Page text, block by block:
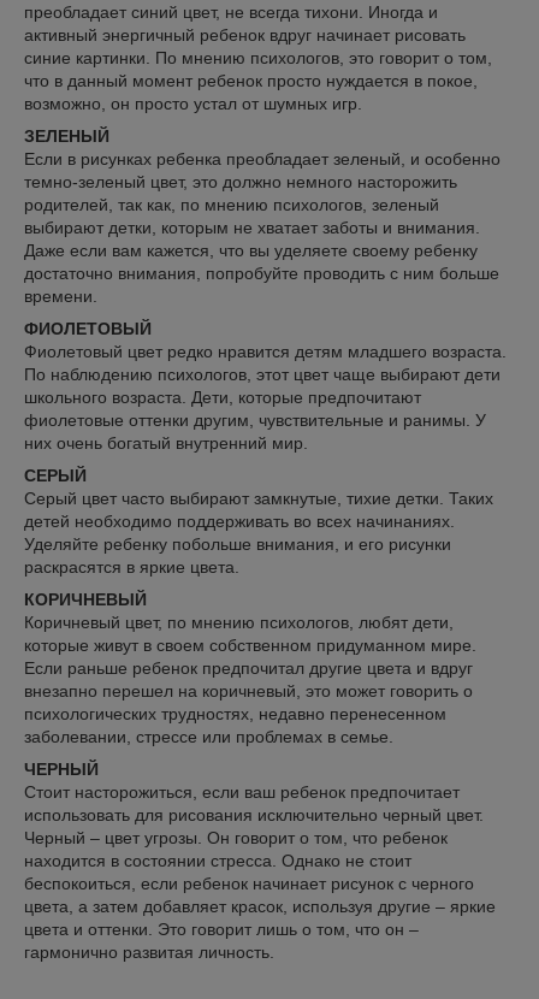
преобладает синий цвет, не всегда тихони. Иногда и
активный энергичный ребенок вдруг начинает рисовать
синие картинки. По мнению психологов, это говорит о том,
что в данный момент ребенок просто нуждается в покое,
возможно, он просто устал от шумных игр.
ЗЕЛЕНЫЙ
Если в рисунках ребенка преобладает зеленый, и особенно
темно-зеленый цвет, это должно немного насторожить
родителей, так как, по мнению психологов, зеленый
выбирают детки, которым не хватает заботы и внимания.
Даже если вам кажется, что вы уделяете своему ребенку
достаточно внимания, попробуйте проводить с ним больше
времени.
ФИОЛЕТОВЫЙ
Фиолетовый цвет редко нравится детям младшего возраста.
По наблюдению психологов, этот цвет чаще выбирают дети
школьного возраста. Дети, которые предпочитают
фиолетовые оттенки другим, чувствительные и ранимы. У
них очень богатый внутренний мир.
СЕРЫЙ
Серый цвет часто выбирают замкнутые, тихие детки. Таких
детей необходимо поддерживать во всех начинаниях.
Уделяйте ребенку побольше внимания, и его рисунки
раскрасятся в яркие цвета.
КОРИЧНЕВЫЙ
Коричневый цвет, по мнению психологов, любят дети,
которые живут в своем собственном придуманном мире.
Если раньше ребенок предпочитал другие цвета и вдруг
внезапно перешел на коричневый, это может говорить о
психологических трудностях, недавно перенесенном
заболевании, стрессе или проблемах в семье.
ЧЕРНЫЙ
Стоит насторожиться, если ваш ребенок предпочитает
использовать для рисования исключительно черный цвет.
Черный – цвет угрозы. Он говорит о том, что ребенок
находится в состоянии стресса. Однако не стоит
беспокоиться, если ребенок начинает рисунок с черного
цвета, а затем добавляет красок, используя другие – яркие
цвета и оттенки. Это говорит лишь о том, что он –
гармонично развитая личность.